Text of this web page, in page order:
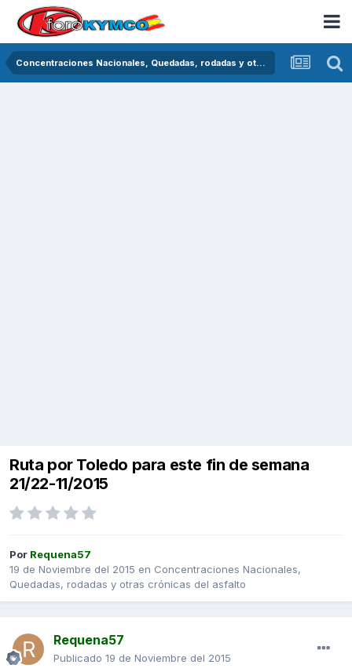
Concentraciones Nacionales, Quedadas, rodadas y otras crónicas del asfalto
Ruta por Toledo para este fin de semana
21/22-11/2015
Por Requena57
19 de Noviembre del 2015 en Concentraciones Nacionales,
Quedadas, rodadas y otras crónicas del asfalto
Requena57
Publicado 19 de Noviembre del 2015